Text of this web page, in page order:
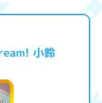
小鈴